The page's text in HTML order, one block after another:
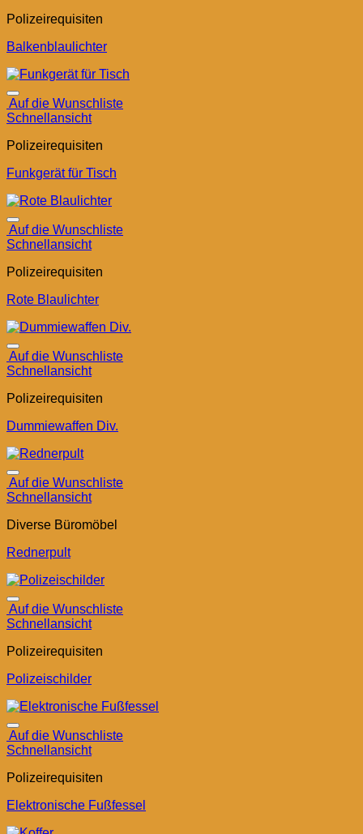
Polizeirequisiten
Balkenblaulichter
Auf die Wunschliste
Schnellansicht
Polizeirequisiten
Funkgerät für Tisch
Auf die Wunschliste
Schnellansicht
Polizeirequisiten
Rote Blaulichter
Auf die Wunschliste
Schnellansicht
Polizeirequisiten
Dummiewaffen Div.
Auf die Wunschliste
Schnellansicht
Diverse Büromöbel
Rednerpult
Auf die Wunschliste
Schnellansicht
Polizeirequisiten
Polizeischilder
Auf die Wunschliste
Schnellansicht
Polizeirequisiten
Elektronische Fußfessel